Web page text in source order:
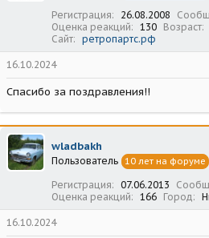
Регистрация 26.08.2008
Оценка реакций
130 Возраст
Сайт
ретропартс.рф
16.10.2024
Спасибо за поздравления!!
wladbakh
Пользователь 10 лет на форуме
Регистрация 07.06.2013
Оценка реакций
166 Город
16.10.2024